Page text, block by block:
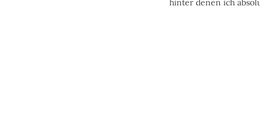
hinter denen ich